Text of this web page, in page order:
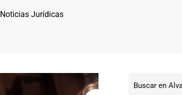
Noticias Jurídicas